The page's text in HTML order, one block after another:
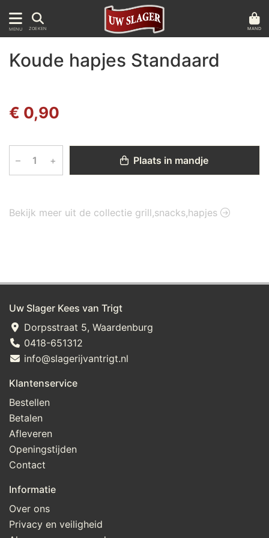
MENU ZOEKEN MAND
Koude hapjes Standaard
€ 0,90
– + Plaats in mandje
Bekijk meer uit de collectie grill,snacks,hapjes
Uw Slager Kees van Trigt
Dorpsstraat 5, Waardenburg
0418-651312
info@slagerijvantrigt.nl
Klantenservice
Bestellen
Betalen
Afleveren
Openingstijden
Contact
Informatie
Over ons
Privacy en veiligheid